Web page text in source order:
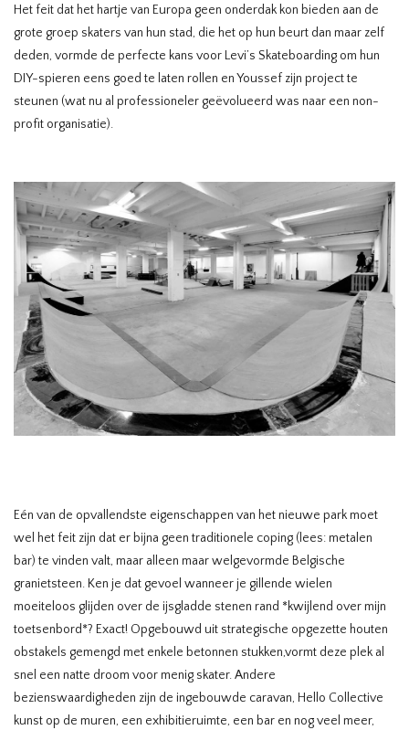
Het feit dat het hartje van Europa geen onderdak kon bieden aan de
grote groep skaters van hun stad, die het op hun beurt dan maar zelf
deden, vormde de perfecte kans voor Levi’s Skateboarding om hun
DIY-spieren eens goed te laten rollen en Youssef zijn project te
steunen (wat nu al professioneler geëvolueerd was naar een non-
profit organisatie).
Eén van de opvallendste eigenschappen van het nieuwe park moet
wel het feit zijn dat er bijna geen traditionele coping (lees: metalen
bar) te vinden valt, maar alleen maar welgevormde Belgische
granietsteen. Ken je dat gevoel wanneer je gillende wielen
moeiteloos glijden over de ijsgladde stenen rand *kwijlend over mijn
toetsenbord*? Exact! Opgebouwd uit strategische opgezette houten
obstakels gemengd met enkele betonnen stukken,vormt deze plek al
snel een natte droom voor menig skater. Andere
bezienswaardigheden zijn de ingebouwde caravan, Hello Collective
kunst op de muren, een exhibitieruimte, een bar en nog veel meer,